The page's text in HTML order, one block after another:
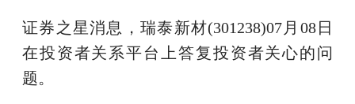
证券之星消息，瑞泰新材(301238)07月08日
在投资者关系平台上答复投资者关心的问
题。